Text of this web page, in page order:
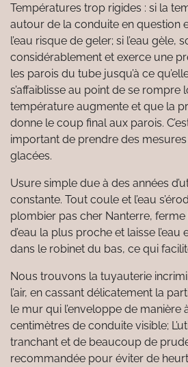
Températures trop rigides : si la
autour de la conduite en question
l’eau risque de geler; si l’eau
considérablement et exerce une
les parois du tube jusqu’à ce
s’affaiblisse au point de se rompre
température augmente et que la
donne le coup final aux parois.
important de prendre des
glacées.
Usure simple due à des années
constante. Tout coule et l’eau
plombier pas cher Nanterre, ferme
d’eau la plus proche et laisse l’eau
dans le robinet du bas, ce qui
Nous trouvons la tuyauterie
l’air, en cassant délicatement la
le mur qui l’enveloppe de manière
centimètres de conduite visible;
tranchant et de beaucoup de
recommandée pour éviter de